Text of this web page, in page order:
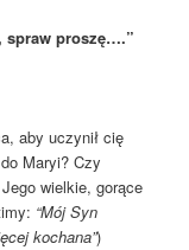
spraw proszę….”
aby uczynił cię
Maryi? Czy
wielkie, gorące
“Mój Syn
kochana”)